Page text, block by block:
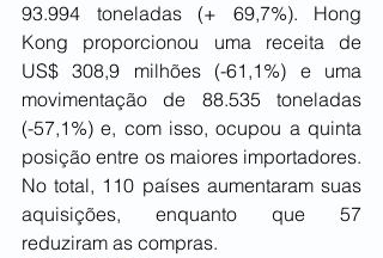
93.994 toneladas (+ 69,7%). Hong
Kong proporcionou uma receita de
US$ 308,9 milhões (-61,1%) e uma
movimentação de 88.535 toneladas
(-57,1%) e, com isso, ocupou a quinta
posição entre os maiores importadores.
No total, 110 países aumentaram suas
aquisições, enquanto que 57
reduziram as compras.